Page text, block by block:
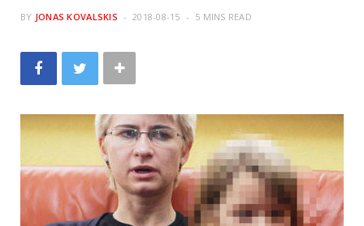
BY JONAS KOVALSKIS 2018-08-15 5 MINS READ